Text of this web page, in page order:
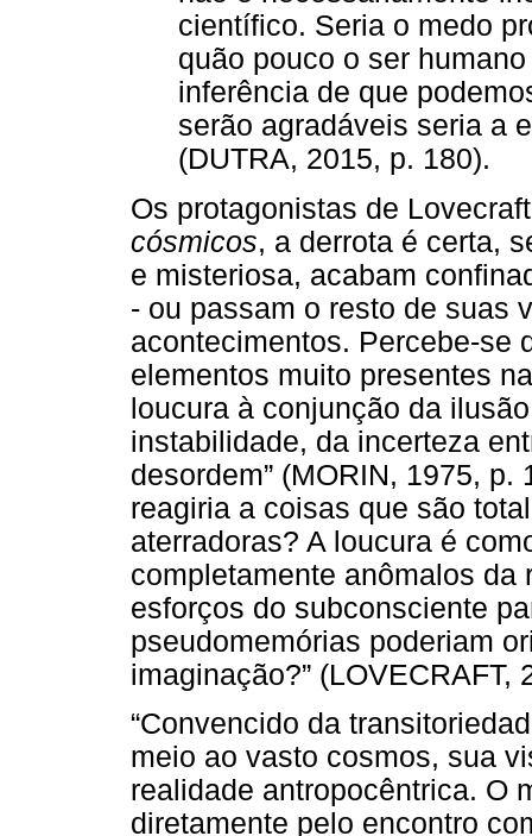
científico. Seria o medo
quão pouco o ser
inferência de que
serão agradáveis seria a
(DUTRA, 2015, p. 180).
Os protagonistas de
cósmicos, a derrota é certa,
e misteriosa, acabam
- ou passam o resto de suas
acontecimentos. Percebe-se
elementos muito presentes
loucura à conjunção da
instabilidade, da incerteza
desordem” (MORIN, 1975, p.
reagiria a coisas que são
aterradoras? A loucura é
completamente anômalos da
esforços do subconsciente
pseudomemórias poderiam
imaginação?” (LOVECRAFT,
“Convencido da
meio ao vasto cosmos, sua
realidade antropocêntrica. O
diretamente pelo encontro